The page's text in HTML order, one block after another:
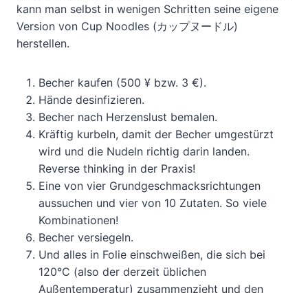
kann man selbst in wenigen Schritten seine eigene
Version von Cup Noodles (カップヌードル)
herstellen.
Becher kaufen (500 ¥ bzw. 3 €).
Hände desinfizieren.
Becher nach Herzenslust bemalen.
Kräftig kurbeln, damit der Becher umgestürzt
wird und die Nudeln richtig darin landen.
Reverse thinking in der Praxis!
Eine von vier Grundgeschmacksrichtungen
aussuchen und vier von 10 Zutaten. So viele
Kombinationen!
Becher versiegeln.
Und alles in Folie einschweißen, die sich bei
120°C (also der derzeit üblichen
Außentemperatur) zusammenzieht und den